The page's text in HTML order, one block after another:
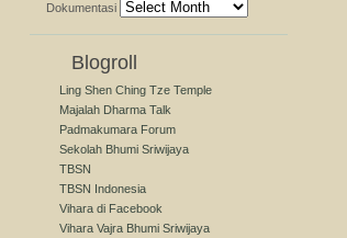
Dokumentasi
Blogroll
Ling Shen Ching Tze Temple
Majalah Dharma Talk
Padmakumara Forum
Sekolah Bhumi Sriwijaya
TBSN
TBSN Indonesia
Vihara di Facebook
Vihara Vajra Bhumi Sriwijaya